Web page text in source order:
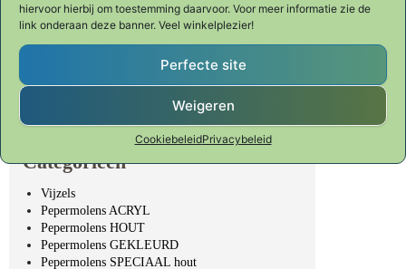
hiervoor hierbij om toestemming daarvoor. Voor meer informatie zie de
link onderaan deze banner. Veel winkelplezier!
Perfecte site
Weigeren
CookiebeleidPrivacybeleid
Waar ben je naar op zoek?
Zoeken
Categorieën
Vijzels
Pepermolens ACRYL
Pepermolens HOUT
Pepermolens GEKLEURD
Pepermolens SPECIAAL hout